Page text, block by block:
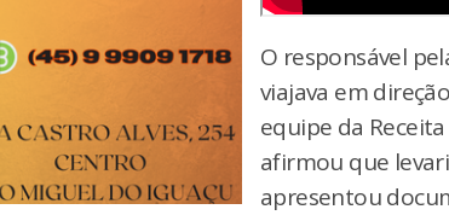
O responsável
viajava em
equipe da
afirmou que
apresentou